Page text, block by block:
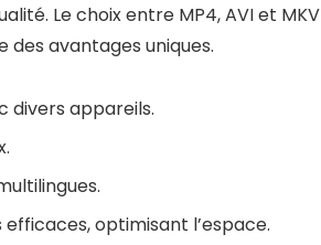
Le choix entre MP4, AVI et MKV
avantages uniques.
divers appareils.
optimisant l’espace.